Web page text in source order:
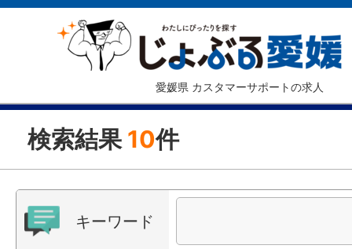
愛媛県 カスタマーサポートの求人
検索結果 10件
キーワード